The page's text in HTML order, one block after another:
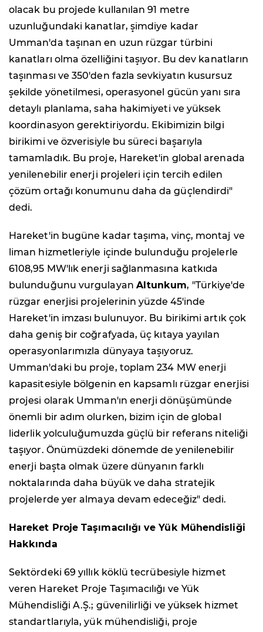
olacak bu projede kullanılan 91 metre
uzunluğundaki kanatlar, şimdiye kadar
Umman'da taşınan en uzun rüzgar türbini
kanatları olma özelliğini taşıyor. Bu dev kanatların
taşınması ve 350'den fazla sevkiyatın kusursuz
şekilde yönetilmesi, operasyonel gücün yanı sıra
detaylı planlama, saha hakimiyeti ve yüksek
koordinasyon gerektiriyordu. Ekibimizin bilgi
birikimi ve özverisiyle bu süreci başarıyla
tamamladık. Bu proje, Hareket'in global arenada
yenilenebilir enerji projeleri için tercih edilen
çözüm ortağı konumunu daha da güçlendirdi"
dedi.
Hareket'in bugüne kadar taşıma, vinç, montaj ve
liman hizmetleriyle içinde bulunduğu projelerle
6108,95 MW'lık enerji sağlanmasına katkıda
bulunduğunu vurgulayan Altunkum, "Türkiye'de
rüzgar enerjisi projelerinin yüzde 45'inde
Hareket'in imzası bulunuyor. Bu birikimi artık çok
daha geniş bir coğrafyada, üç kıtaya yayılan
operasyonlarımızla dünyaya taşıyoruz.
Umman'daki bu proje, toplam 234 MW enerji
kapasitesiyle bölgenin en kapsamlı rüzgar enerjisi
projesi olarak Umman'ın enerji dönüşümünde
önemli bir adım olurken, bizim için de global
liderlik yolculuğumuzda güçlü bir referans niteliği
taşıyor. Önümüzdeki dönemde de yenilenebilir
enerji başta olmak üzere dünyanın farklı
noktalarında daha büyük ve daha stratejik
projelerde yer almaya devam edeceğiz" dedi.
Hareket Proje Taşımacılığı ve Yük Mühendisliği
Hakkında
Sektördeki 69 yıllık köklü tecrübesiyle hizmet
veren Hareket Proje Taşımacılığı ve Yük
Mühendisliği A.Ş.; güvenilirliği ve yüksek hizmet
standartlarıyla, yük mühendisliği, proje